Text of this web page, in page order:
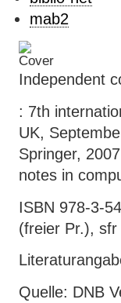
mab2
Independent
: 7th
UK,
Springer,
notes in
ISBN 978-3-
(freier Pr.),
Quelle: DNB